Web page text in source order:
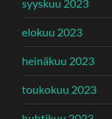
syyskuu 2023
elokuu 2023
heinäkuu 2023
toukokuu 2023